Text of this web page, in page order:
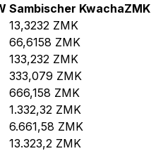
Sambischer KwachaZMK
13,3232 ZMK
66,6158 ZMK
133,232 ZMK
333,079 ZMK
666,158 ZMK
1.332,32 ZMK
6.661,58 ZMK
13.323,2 ZMK